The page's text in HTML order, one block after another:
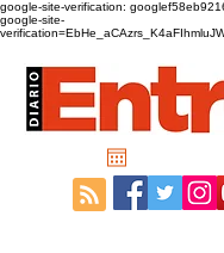
google-site-verification:
google-site-